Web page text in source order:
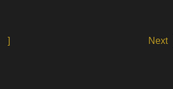
] Next